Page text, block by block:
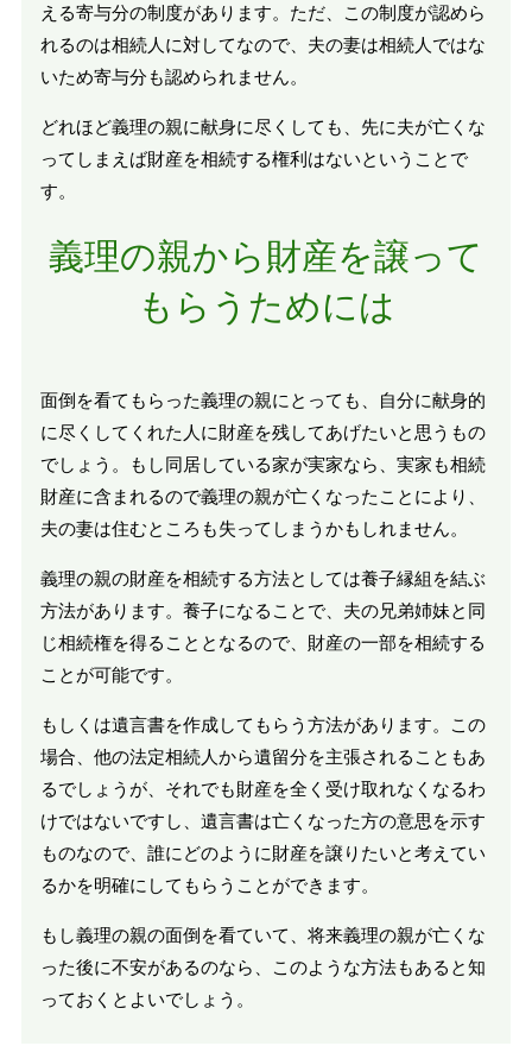
える寄与分の制度があります。ただ、この制度が認めら
れるのは相続人に対してなので、夫の妻は相続人ではな
いため寄与分も認められません。
どれほど義理の親に献身に尽くしても、先に夫が亡くな
ってしまえば財産を相続する権利はないということで
す。
義理の親から財産を譲って
もらうためには
面倒を看てもらった義理の親にとっても、自分に献身的
に尽くしてくれた人に財産を残してあげたいと思うもの
でしょう。もし同居している家が実家なら、実家も相続
財産に含まれるので義理の親が亡くなったことにより、
夫の妻は住むところも失ってしまうかもしれません。
義理の親の財産を相続する方法としては養子縁組を結ぶ
方法があります。養子になることで、夫の兄弟姉妹と同
じ相続権を得ることとなるので、財産の一部を相続する
ことが可能です。
もしくは遺言書を作成してもらう方法があります。この
場合、他の法定相続人から遺留分を主張されることもあ
るでしょうが、それでも財産を全く受け取れなくなるわ
けではないですし、遺言書は亡くなった方の意思を示す
ものなので、誰にどのように財産を譲りたいと考えてい
るかを明確にしてもらうことができます。
もし義理の親の面倒を看ていて、将来義理の親が亡くな
った後に不安があるのなら、このような方法もあると知
っておくとよいでしょう。